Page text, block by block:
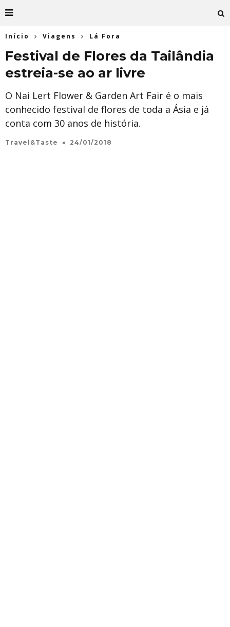
Início Viagens Lá Fora
Festival de Flores da Tailândia
estreia-se ao ar livre
O Nai Lert Flower & Garden Art Fair é o mais
conhecido festival de flores de toda a Ásia e já
conta com 30 anos de história.
Travel&Taste 24/01/2018